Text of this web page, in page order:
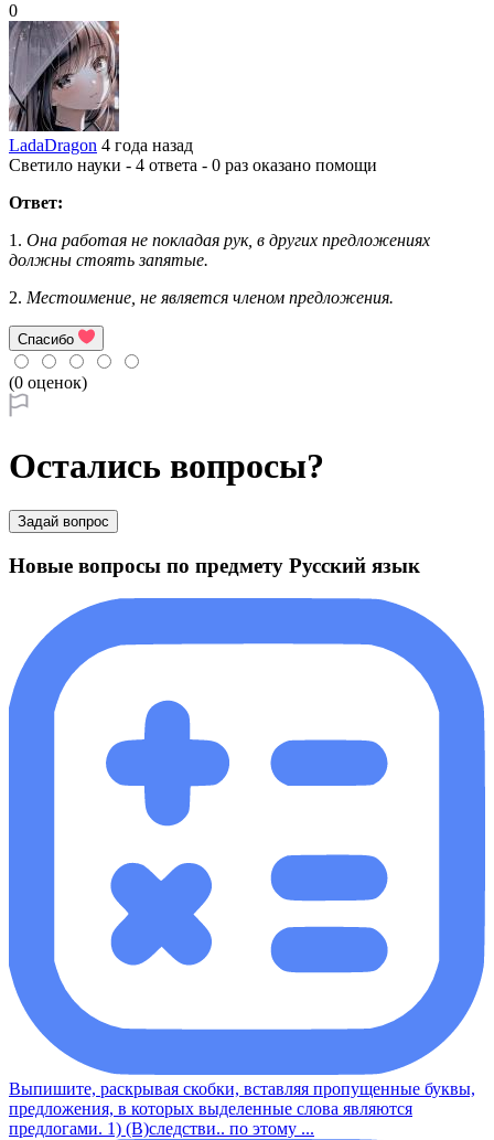
0
LadaDragon 4 года назад
Светило науки - 4 ответа - 0 раз оказано помощи
Ответ:
1. Она работая не покладая рук, в других предложениях
должны стоять запятые.
2. Местоимение, не является членом предложения.
Спасибо
(0 оценок)
Остались вопросы?
Задай вопрос
Новые вопросы по предмету Русский язык
Выпишите, раскрывая скобки, вставляя пропущенные буквы,
предложения, в которых выделенные слова являются
предлогами. 1) (В)следстви.. по этому ...